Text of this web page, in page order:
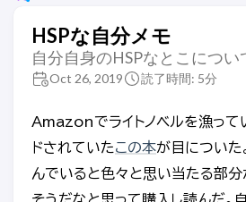
HSPな自分メモ
自分自身のHSPなとこについ
Oct 26, 2019 読了時間: 5分
Amazonでライトノベルを漁って
ドされていたこの本が目についた
んでいると色々と思い当たる部分